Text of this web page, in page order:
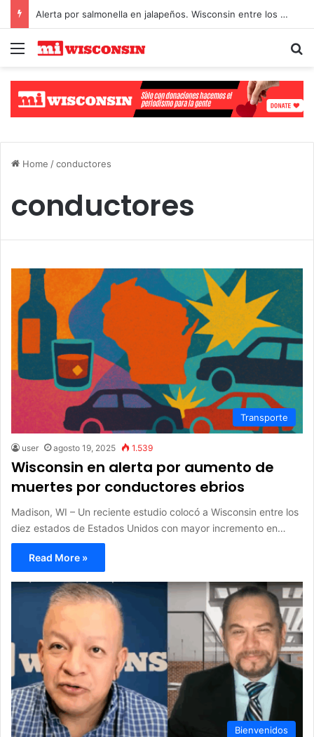
▼
Alerta por salmonella en jalapeños. Wisconsin entre los afectados
Menu
Home /conductores
conductores
Transporte
user agosto 19, 2025 1.539
Wisconsin en alerta por aumento de
muertes por conductores ebrios
Madison, WI – Un reciente estudio colocó a Wisconsin entre los
diez estados de Estados Unidos con mayor incremento en…
Read More »
Bienvenidos